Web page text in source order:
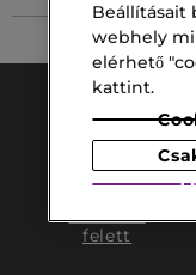
Citrus
Ingyenes
15.000 ft
felett
Beállításait
webhely
elérhető
kattint.